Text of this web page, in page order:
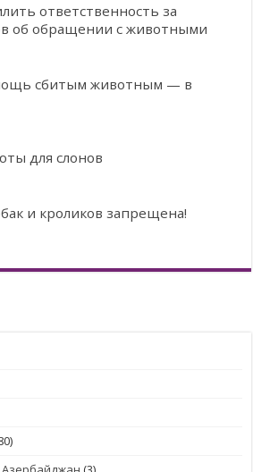
ответственность за
об обращении с животными
сбитым животным — в
для слонов
и кроликов запрещена!